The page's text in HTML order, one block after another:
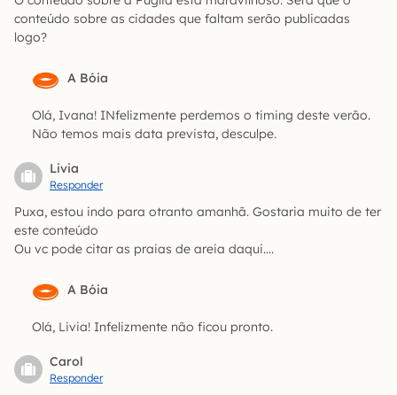
conteúdo sobre as cidades que faltam serão publicadas
logo?
A Bóia
Olá, Ivana! INfelizmente perdemos o timing deste verão.
Não temos mais data prevista, desculpe.
Livia
Responder
Puxa, estou indo para otranto amanhã. Gostaria muito de ter
este conteúdo
Ou vc pode citar as praias de areia daqui….
A Bóia
Olá, Livia! Infelizmente não ficou pronto.
Carol
Responder